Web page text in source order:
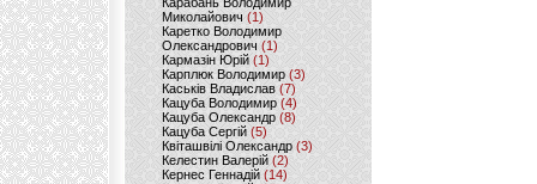
Миколайович (1)
Каретко Володимир
Олександрович (1)
Кармазін Юрій(1)
Карплюк Володимир(3)
Каськів Владислав (7)
Кацуба Володимир (4)
Кацуба Олександр (8)
Кацуба Сергій (5)
Квіташвілі Олександр(3)
Келестин Валерій(2)
Кернес Геннадій (14)